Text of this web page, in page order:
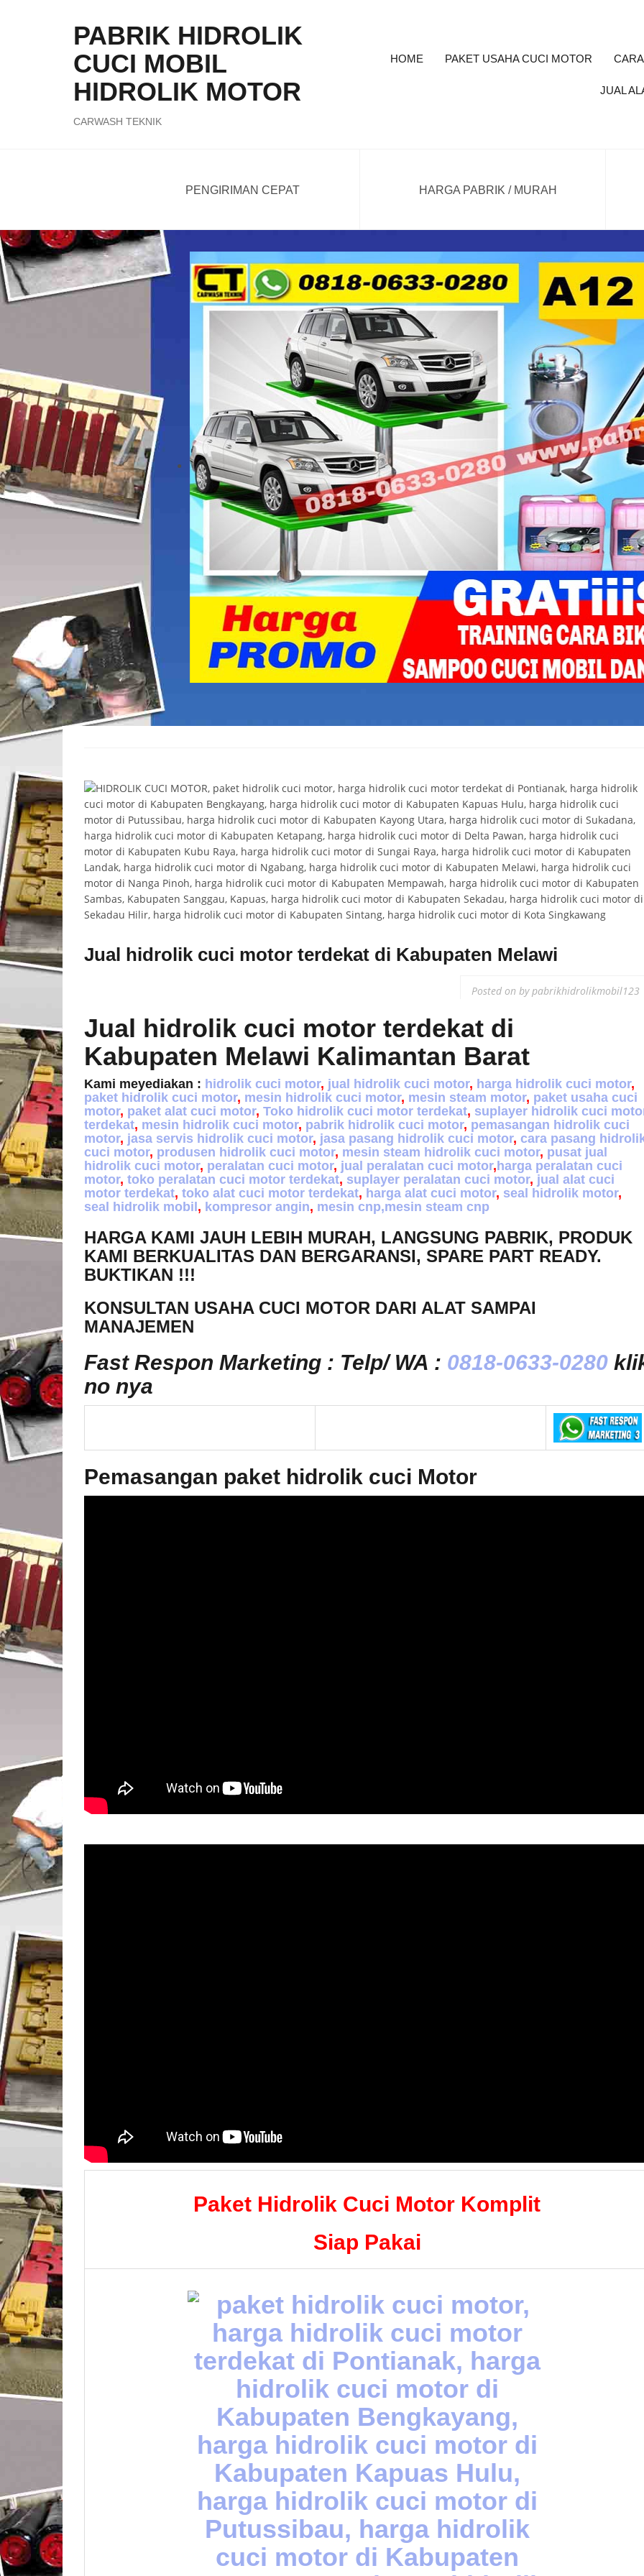
PABRIK HIDROLIK
CUCI MOBIL
HIDROLIK MOTOR
CARWASH TEKNIK
HOME PAKET USAHA CUCI MOTOR
JUAL
PENGIRIMAN CEPAT HARGA PABRIK / MURAH
Jual hidrolik cuci motor terdekat di Kabupaten Melawi
Posted on bypabrikhidrolikmobil123
Jual hidrolik cuci motor terdekat di
Kabupaten Melawi Kalimantan Barat
Kami meyediakan : hidrolik cuci motor, jual hidrolik cuci motor, harga hidrolik cuci motor,
paket hidrolik cuci motor, mesin hidrolik cuci motor, mesin steam motor, paket usaha cuci
motor, paket alat cuci motor, Toko hidrolik cuci motor terdekat, suplayer hidrolik cuci
terdekat, mesin hidrolik cuci motor, pabrik hidrolik cuci motor, pemasangan hidrolik cuci
motor, jasa servis hidrolik cuci motor, jasa pasang hidrolik cuci motor, cara pasang
cuci motor, produsen hidrolik cuci motor, mesin steam hidrolik cuci motor, pusat jual
hidrolik cuci motor, peralatan cuci motor, jual peralatan cuci motor, harga peralatan cuci
motor, toko peralatan cuci motor terdekat, suplayer peralatan cuci motor, jual alat cuci
motor terdekat, toko alat cuci motor terdekat, harga alat cuci motor, seal hidrolik motor,
seal hidrolik mobil , kompresor angin, mesin cnp,mesin steam cnp
HARGA KAMI JAUH LEBIH MURAH, LANGSUNG PABRIK, PRODUK
KAMI BERKUALITAS DAN BERGARANSI, SPARE PART READY.
BUKTIKAN !!!
KONSULTAN USAHA CUCI MOTOR DARI ALAT SAMPAI
MANAJEMEN
Fast Respon Marketing : Telp/ WA : 0818-0633-0280
no nya
Pemasangan paket hidrolik cuci Motor
Paket Hidrolik Cuci Motor Komplit
Siap Pakai